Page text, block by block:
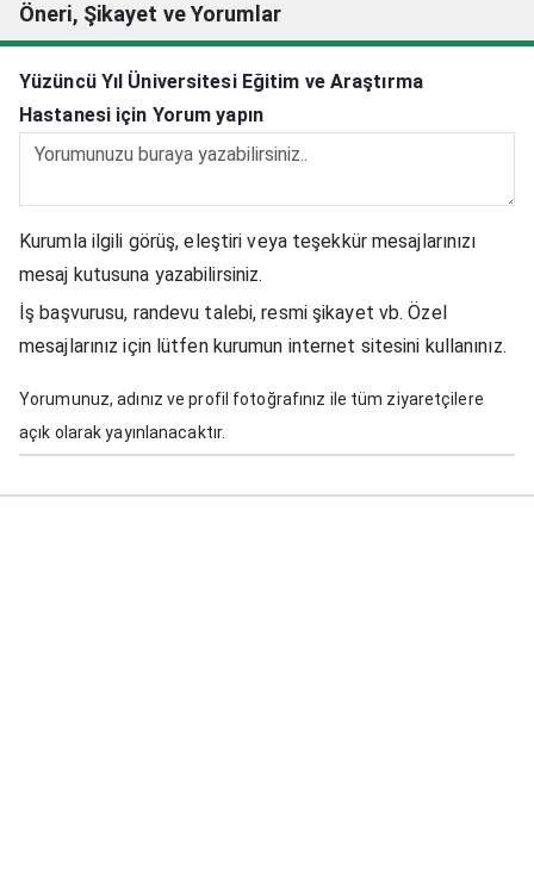
Öneri, Şikayet ve Yorumlar
Yüzüncü Yıl Üniversitesi Eğitim ve Araştırma
Hastanesi için Yorum yapın
Kurumla ilgili görüş, eleştiri veya teşekkür mesajlarınızı
mesaj kutusuna yazabilirsiniz.
İş başvurusu, randevu talebi, resmi şikayet vb. Özel
mesajlarınız için lütfen kurumun internet sitesini kullanınız.
Yorumunuz, adınız ve profil fotoğrafınız ile tüm ziyaretçilere
açık olarak yayınlanacaktır.